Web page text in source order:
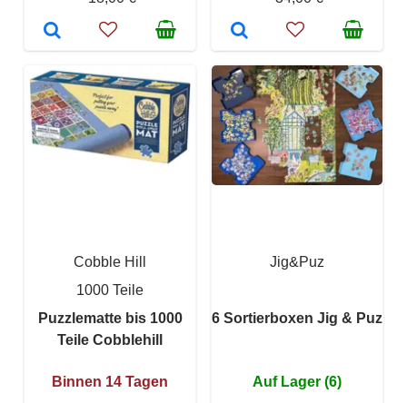
Cobble Hill
1000 Teile
Puzzlematte bis 1000
Teile Cobblehill
Binnen 14 Tagen
Jig&Puz
6 Sortierboxen Jig & Puz
Auf Lager (6)